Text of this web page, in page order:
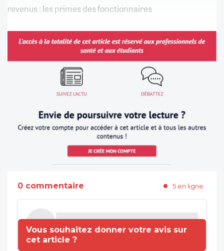
revenus : les primes des fonctionnaires
0 commentaire 5 en ligne
Vous souhaitez donner votre avis sur
cet article ?